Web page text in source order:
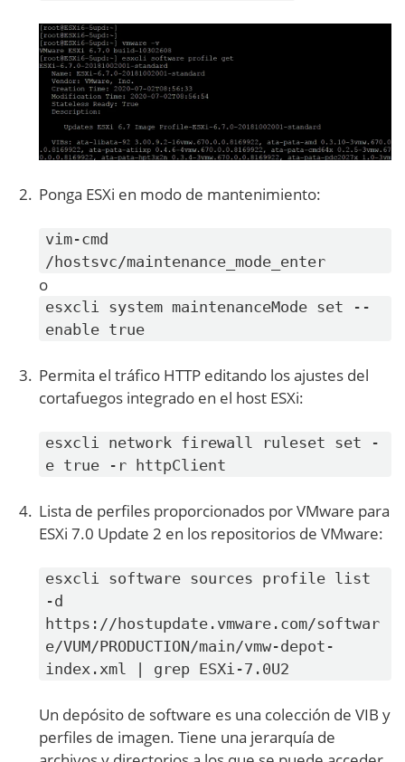
Ponga ESXi en modo de mantenimiento:
vim-cmd
/hostsvc/maintenance_mode_enter
o
esxcli system maintenanceMode set --
enable true
Permita el tráfico HTTP editando los ajustes del
cortafuegos integrado en el host ESXi:
esxcli network firewall ruleset set -
e true -r httpClient
Lista de perfiles proporcionados por VMware para
ESXi 7.0 Update 2 en los repositorios de VMware:
esxcli software sources profile list
-d
https://hostupdate.vmware.com/softwar
e/VUM/PRODUCTION/main/vmw-depot-
index.xml | grep ESXi-7.0U2
Un depósito de software es una colección de VIB y
perfiles de imagen. Tiene una jerarquía de